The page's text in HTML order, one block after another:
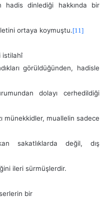
hadis dinlediği hakkında bir
ortaya koymuştu.[11]
istilahî
görüldüğünden, hadisle
dolayı cerhedildiği
münekkidler, muallelin sadece
sakatlıklarda değil, dış
ileri sürmüşlerdir.
bir